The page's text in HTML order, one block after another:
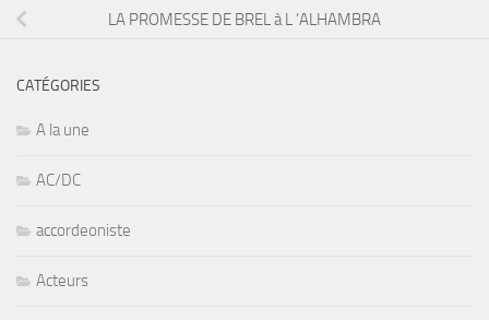
LA PROMESSE DE BREL à L ‘ALHAMBRA
CATÉGORIES
A la une
AC/DC
accordeoniste
Acteurs